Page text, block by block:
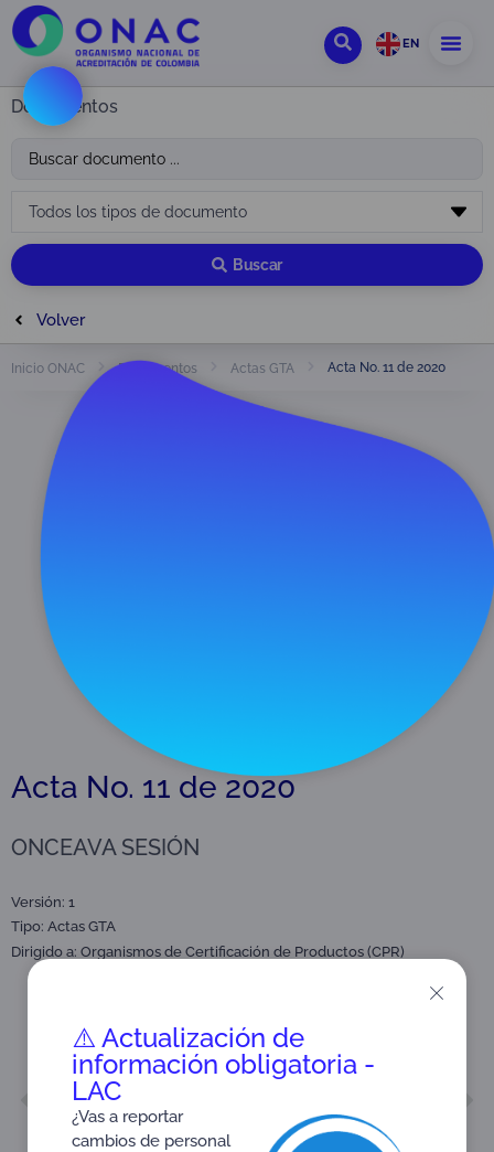
EN
Documentos
Buscar
Volver
Inicio ONAC Documentos Actas GTA Acta No. 11 de 2020
Acta No. 11 de 2020
ONCEAVA SESIÓN
Versión: 1
Tipo: Actas GTA
Dirigido a: Organismos de Certificación de Productos (CPR)
ANTERIOR
Acta No. 2
⚠️ Actualización de
información obligatoria -
LAC
¿Vas a reportar
cambios de personal